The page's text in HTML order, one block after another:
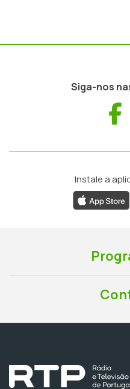
Siga-nos
Instale a